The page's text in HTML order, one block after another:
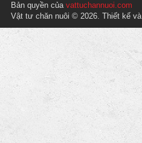
Bản quyền của vattuchannuoi.com
Vật tư chăn nuôi © 2026. Thiết kế